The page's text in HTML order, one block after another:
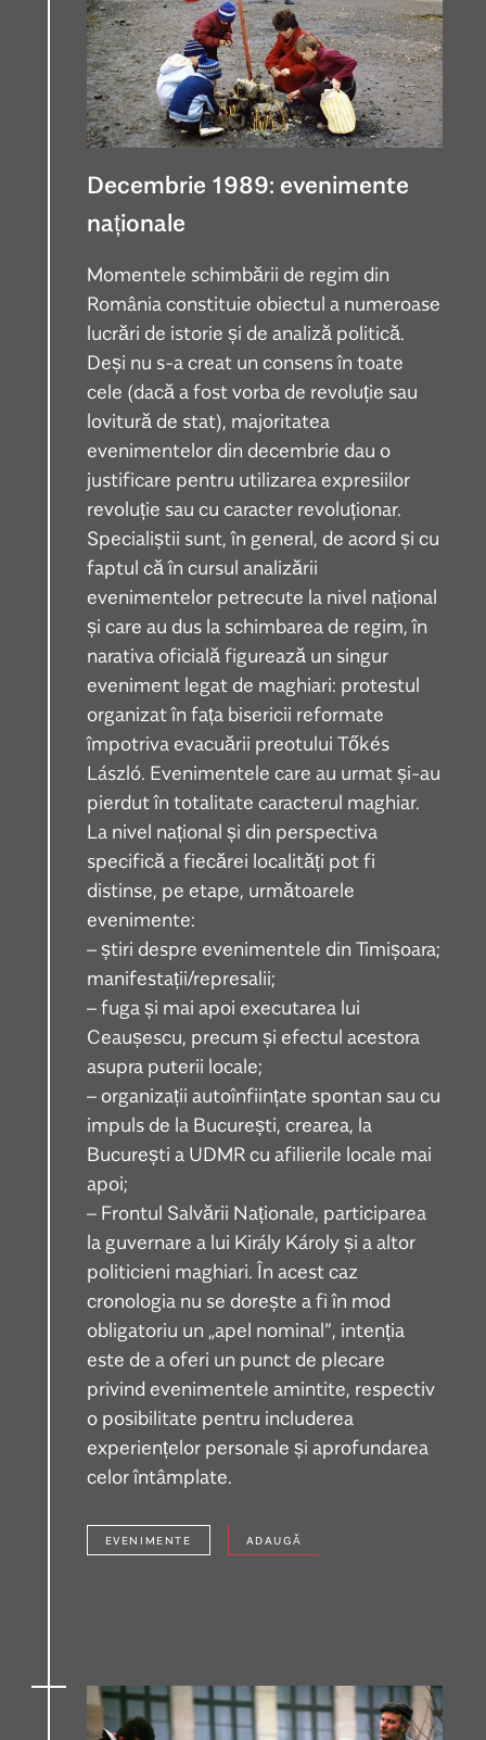
Decembrie 1989: evenimente
naționale
Momentele schimbării de regim din
România constituie obiectul a numeroase
lucrări de istorie și de analiză politică.
Deși nu s-a creat un consens în toate
cele (dacă a fost vorba de revoluție sau
lovitură de stat), majoritatea
evenimentelor din decembrie dau o
justificare pentru utilizarea expresiilor
revoluție sau cu caracter revoluționar.
Specialiștii sunt, în general, de acord și cu
faptul că în cursul analizării
evenimentelor petrecute la nivel național
și care au dus la schimbarea de regim, în
narativa oficială figurează un singur
eveniment legat de maghiari: protestul
organizat în fața bisericii reformate
împotriva evacuării preotului Tőkés
László. Evenimentele care au urmat și-au
pierdut în totalitate caracterul maghiar.
La nivel național și din perspectiva
specifică a fiecărei localități pot fi
distinse, pe etape, următoarele
evenimente:
– știri despre evenimentele din Timișoara;
manifestații/represalii;
– fuga și mai apoi executarea lui
Ceaușescu, precum și efectul acestora
asupra puterii locale;
– organizații autoînființate spontan sau cu
impuls de la București, crearea, la
București a UDMR cu afilierile locale mai
apoi;
– Frontul Salvării Naționale, participarea
la guvernare a lui Király Károly și a altor
politicieni maghiari. În acest caz
cronologia nu se dorește a fi în mod
obligatoriu un „apel nominal”, intenția
este de a oferi un punct de plecare
privind evenimentele amintite, respectiv
o posibilitate pentru includerea
experiențelor personale și aprofundarea
celor întâmplate.
EVENIMENTE ADAUGĂ